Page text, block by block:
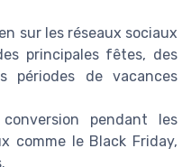
sur les réseaux sociaux
principales fêtes, des
périodes de vacances
pendant les
comme le Black Friday,